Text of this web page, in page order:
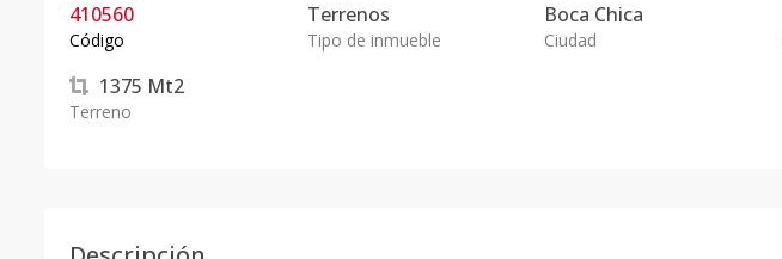
410560
Código
Terrenos
Tipo de inmueble
Boca Chica
Ciudad
1375 Mt2
Terreno